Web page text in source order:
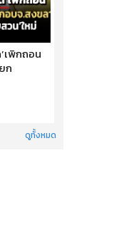
เพิกถอน
ก
ดูทั้งหมด